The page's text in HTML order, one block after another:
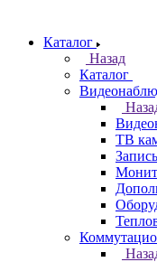
Каталог
Назад
Каталог
ТВ